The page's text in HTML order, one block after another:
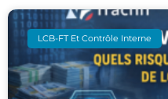
LCB-FT Et Contrôle Interne